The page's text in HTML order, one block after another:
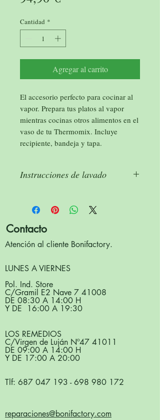
Cantidad *
Agregar al carrito
El accesorio perfecto para cocinar al
vapor. Prepara tus platos al vapor
mientras cocinas otros alimentos en el
vaso de tu Thermomix. Incluye
recipiente, bandeja y tapa.
Instrucciones de lavado
Contacto
Atención al cliente Bonifactory.
LUNES A VIERNES
Pol. Ind. Store
C/Gramil E2 Nave 7 41008
DE 08:30 A 14:00 H
Y DE 16:00 A 19:30
LOS REMEDIOS
C/Virgen de Luján Nº47 41011
DE 09:00 A 14:00 H
Y DE 17:00 A 20:00
Tlf: 687 047 193 -698 980 172
reparaciones@bonifactory.com